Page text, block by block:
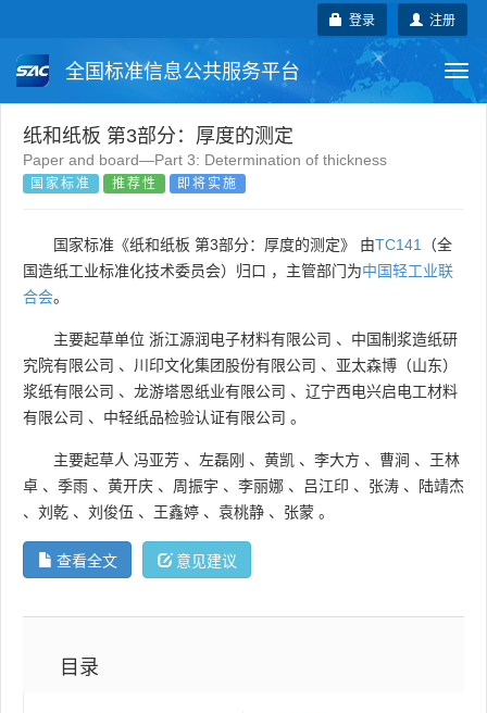
注册
登录
全国标准信息公共服务平台
国家标准 行业标准
团体标准 企业标准
国外标准 技术委员会
纸和纸板 第3部分：厚度的测定
Paper and board—Part 3: Determination of thickness
国家标准 推荐性 即将实施
国家标准《纸和纸板 第3部分：厚度的测定》 由TC141
（全
国造纸工业标准化技术委员会）归口 ，主管部门为中国轻工业联
合会。
主要起草单位 浙江源润电子材料有限公司 、 中国制浆造纸研
究院有限公司 、 川印文化集团股份有限公司 、 亚太森博（山东）
浆纸有限公司 、 龙游塔恩纸业有限公司 、 辽宁西电兴启电工材料
有限公司 、 中轻纸品检验认证有限公司 。
主要起草人 冯亚芳 、 左磊刚 、 黄凯 、 李大方 、 曹涧 、 王林
卓 、 季雨 、 黄开庆 、 周振宇 、 李丽娜 、 吕江印 、 张涛 、
陆靖杰
、 刘乾 、 刘俊伍 、 王鑫婷 、 袁桃静 、 张蒙 。
查看全文 意见建议
目录